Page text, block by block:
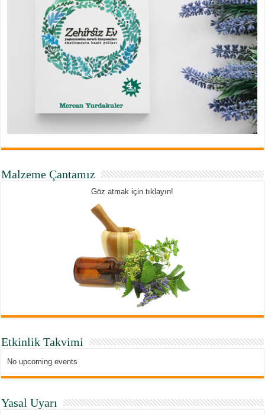
Malzeme Çantamız
Göz atmak için tıklayın!
Etkinlik Takvimi
No upcoming events
Yasal Uyarı